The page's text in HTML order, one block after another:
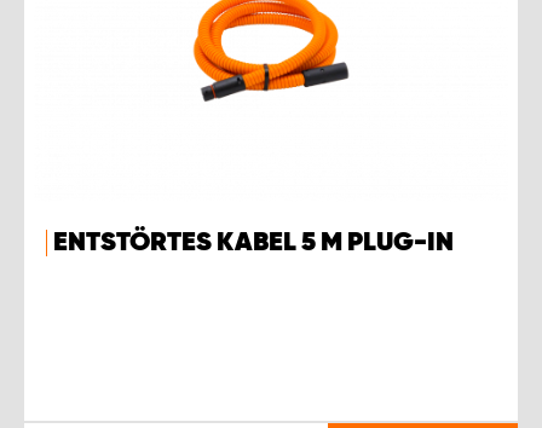
ENTSTÖRTES KABEL 5 M PLUG-IN